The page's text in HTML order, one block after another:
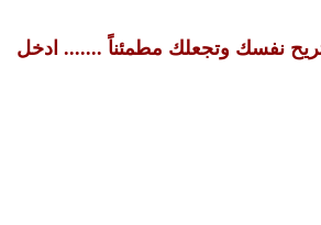
تريح نفسك وتجعلك مطمئناً ....... ادخل